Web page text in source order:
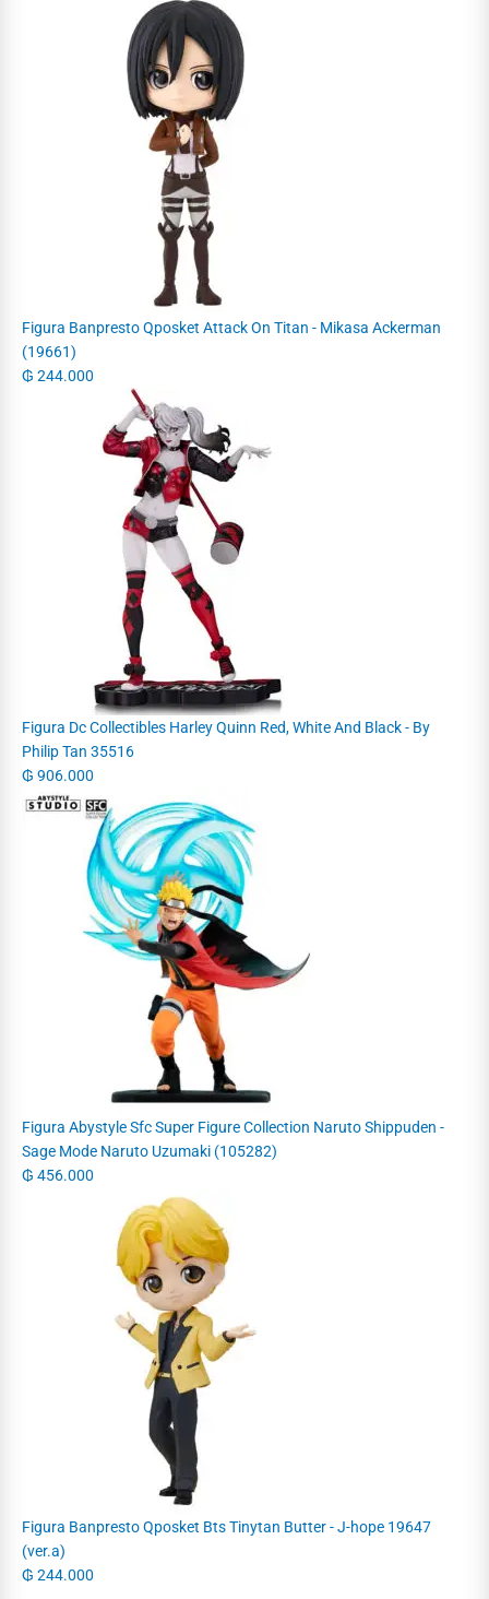
Figura Banpresto Qposket Attack On Titan - Mikasa Ackerman
(19661)
₲ 244.000
Figura Dc Collectibles Harley Quinn Red, White And Black - By
Philip Tan 35516
₲ 906.000
Figura Abystyle Sfc Super Figure Collection Naruto Shippuden -
Sage Mode Naruto Uzumaki (105282)
₲ 456.000
Figura Banpresto Qposket Bts Tinytan Butter - J-hope 19647
(ver.a)
₲ 244.000